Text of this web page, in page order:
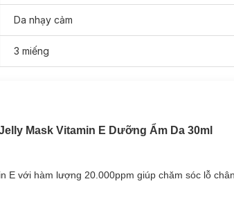
Mask Dưỡng Ẩm Da phù hợp với loại da
Da nhạy cảm
3 miếng
Mask Vitamin E Dưỡng Ẩm Da 30ml
E với hàm lượng 20.000ppm giúp chăm sóc lỗ